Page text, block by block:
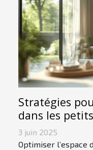
Stratégies
dans les
3 juin 2025
Optimiser l’espace